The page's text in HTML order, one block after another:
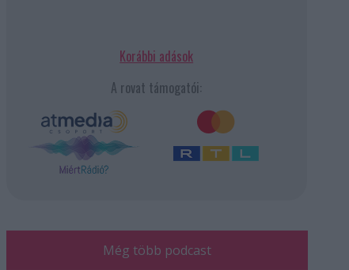
Korábbi adások
A rovat támogatói:
Még több podcast